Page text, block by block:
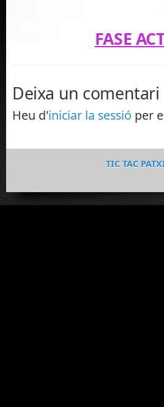
FASE
Deixa un comentari
Heu d'iniciar la sessió per
TIC TAC